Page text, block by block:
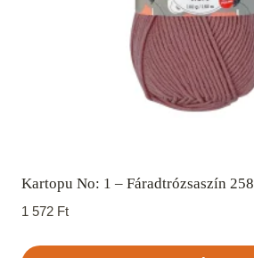
Kartopu No: 1 – Fáradtrózsaszín 258
1 572 Ft